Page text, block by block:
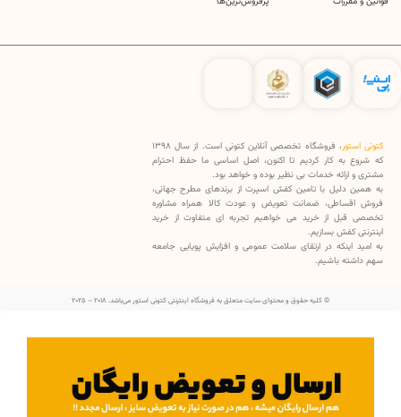
کتونی استور
، فروشگاه تخصصی آنلاین کتونی است. از سال 1398
که شروع به کار کردیم تا اکنون، اصل اساسی ما حفظ احترام
مشتری و ارائه خدمات بی نظیر بوده و خواهد بود.
به همین دلیل با تامین کفش اسپرت از برندهای مطرح جهانی،
فروش اقساطی، ضمانت تعویض و عودت کالا همراه مشاوره
تخصصی قبل از خرید می خواهیم تجربه ای متفاوت از خرید
اینترنتی کفش بسازیم.
به امید اینکه در ارتقای سلامت عمومی و افزایش پویایی جامعه
سهم داشته باشیم.
© کلیه حقوق و محتوای سایت متعلق به فروشگاه اینترنتی کتونی استور می‌باشد. 2018 – 2025